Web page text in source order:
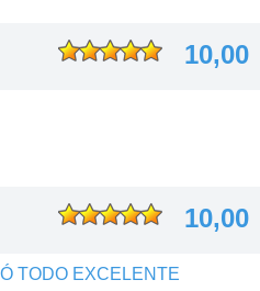
10,00
10,00
TODO EXCELENTE